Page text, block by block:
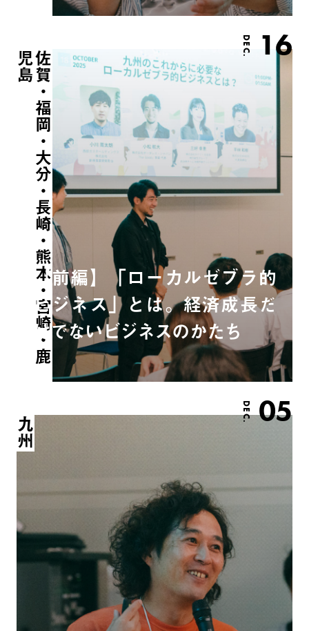
DEC. 16
佐
賀
・
福
岡
・
大
分
・
長
崎
・
熊
本
・
宮
崎
・
鹿
児
島
【前編】「ローカルゼブラ的
ビジネス」とは。経済成長だ
けでないビジネスのかたち
DEC. 05
九州